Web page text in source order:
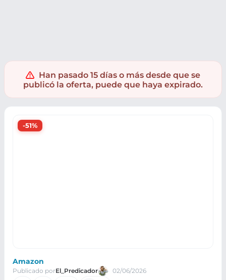
Han pasado 15 días o más desde que se
publicó la oferta, puede que haya expirado.
-51%
Amazon
Publicado porEl_Predicador 02/06/2026